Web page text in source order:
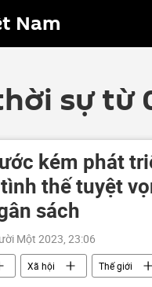
Nam
sự từ
kém phát
thế tuyệt
sách
Một 2023, 23:06
Xã hội Thế giới